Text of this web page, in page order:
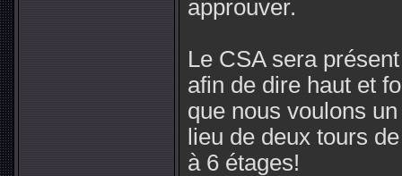
approuver.
Le CSA sera
afin de dire haut et
que nous voulons
lieu de deux tours
à 6 étages!